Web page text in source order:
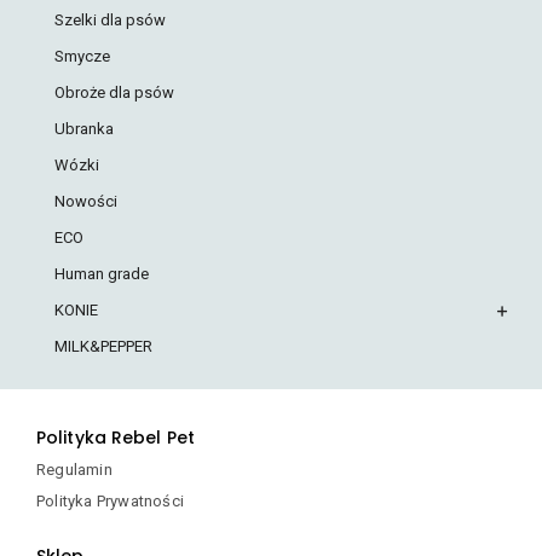
Szelki dla psów
Smycze
Obroże dla psów
Ubranka
Wózki
Nowości
ECO
Human grade
KONIE
MILK&PEPPER
Polityka Rebel Pet
Regulamin
Polityka Prywatności